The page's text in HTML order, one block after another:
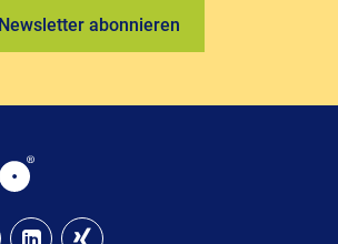
Newsletter abonnieren